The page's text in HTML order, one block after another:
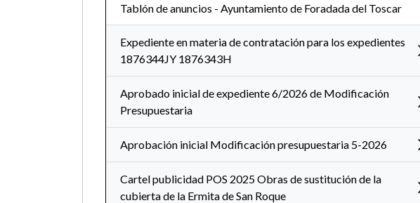
Tablón de anuncios - Ayuntamiento de Foradada del Toscar
Expediente en materia de contratación para los expedientes
1876344JY 1876343H
Aprobado inicial de expediente 6/2026 de Modificación
Presupuestaria
Aprobación inicial Modificación presupuestaria 5-2026
Cartel publicidad POS 2025 Obras de sustitución de la
cubierta de la Ermita de San Roque